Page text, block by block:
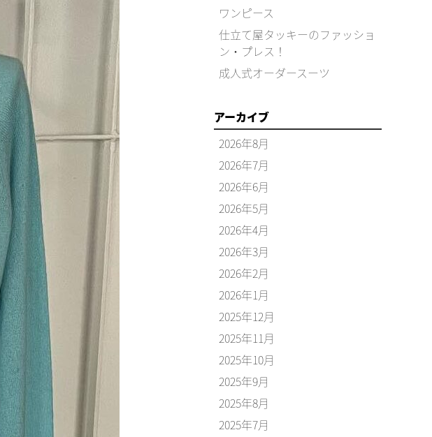
ワンピース
仕立て屋タッキーのファッショ
ン・プレス！
成人式オーダースーツ
アーカイブ
2026年8月
2026年7月
2026年6月
2026年5月
2026年4月
2026年3月
2026年2月
2026年1月
2025年12月
2025年11月
2025年10月
2025年9月
2025年8月
2025年7月